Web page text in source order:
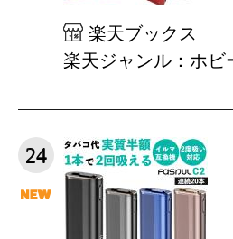
楽天ブックス
楽天ジャンル：ホビ
24